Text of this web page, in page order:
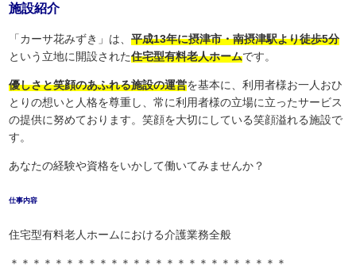
施設紹介
「カーサ花みずき」は、平成13年に摂津市・南摂津駅より徒歩5分
という立地に開設された住宅型有料老人ホームです。
優しさと笑顔のあふれる施設の運営を基本に、利用者様お一人おひ
とりの想いと人格を尊重し、常に利用者様の立場に立ったサービス
の提供に努めております。笑顔を大切にしている笑顔溢れる施設で
す。
あなたの経験や資格をいかして働いてみませんか？
仕事内容
住宅型有料老人ホームにおける介護業務全般
＊＊＊＊＊＊＊＊＊＊＊＊＊＊＊＊＊＊＊＊＊＊＊＊＊